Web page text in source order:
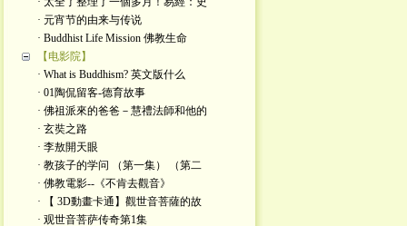
· 元宵节的由来与传说
· Buddhist Life Mission 佛教生命
【电影院】
· What is Buddhism? 英文版什么
· 01陶侃留客-德育故事
· 佛祖派來的爸爸－慧禮法師和他的
· 玄奘之路
· 李敖開天眼
· 教孩子的学问 （第一集） （第二
· 佛教電影--《不肯去觀音》
· 【 3D動畫卡通】觀世音菩薩的故
· 观世音菩萨传奇第1集